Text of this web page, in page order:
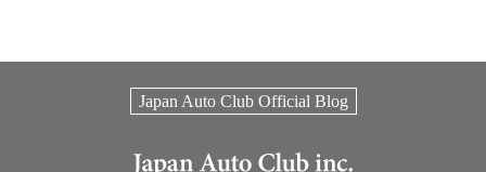
Japan Auto Club Official Blog